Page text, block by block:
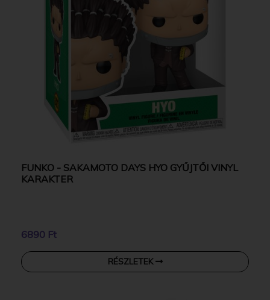
FUNKO - SAKAMOTO DAYS HYO GYŰJTŐI VINYL
KARAKTER
6890 Ft
RÉSZLETEK